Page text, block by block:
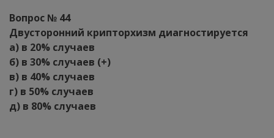
Вопрос № 44
Двусторонний крипторхизм диагностируется
а) в 20% случаев
б) в 30% случаев (+)
в) в 40% случаев
г) в 50% случаев
д) в 80% случаев